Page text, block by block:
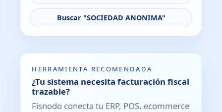
Buscar "SOCIEDAD ANONIMA"
HERRAMIENTA RECOMENDADA
¿Tu sistema necesita facturación fiscal
trazable?
Fisnodo conecta tu ERP, POS, ecommerce